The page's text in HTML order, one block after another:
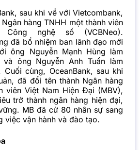
sau khi về với Vietcombank,
hàng TNHH một thành viên
Công nghệ số (VCBNeo).
đã bổ nhiệm ban lãnh đạo mới
ông Nguyễn Mạnh Hùng làm
ông Nguyễn Anh Tuấn làm
cùng, OceanBank, sau khi
đã đổi tên thành Ngân hàng
viên Việt Nam Hiện Đại (MBV),
trở thành ngân hàng hiện đại,
MB đã cử 80 nhân sự sang
việc vận hành và đào tạo.